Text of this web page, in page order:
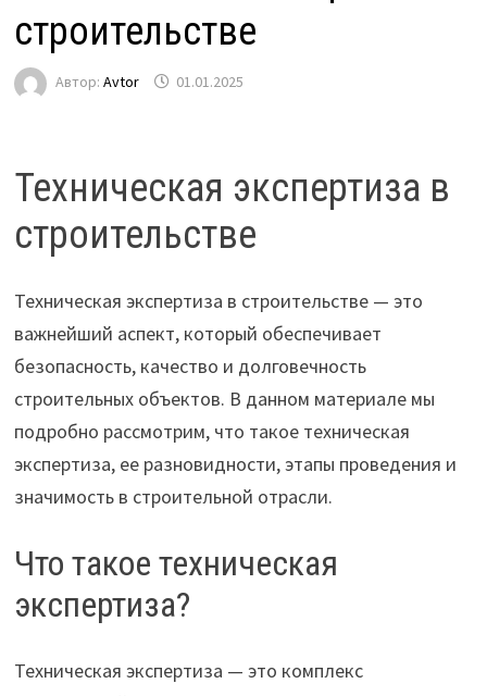
строительстве
Автор: Avtor 01.01.2025
Техническая экспертиза в
строительстве
Техническая экспертиза в строительстве — это
важнейший аспект, который обеспечивает
безопасность, качество и долговечность
строительных объектов. В данном материале мы
подробно рассмотрим, что такое техническая
экспертиза, ее разновидности, этапы проведения и
значимость в строительной отрасли.
Что такое техническая
экспертиза?
Техническая экспертиза — это комплекс